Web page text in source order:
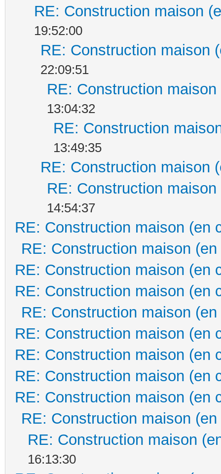
RE: Construction maison
19:52:00
RE: Construction maison
22:09:51
RE: Construction
13:04:32
RE: Construction
13:49:35
RE: Construction maison
RE: Construction
14:54:37
RE: Construction maison (en
RE: Construction maison
RE: Construction maison (en
RE: Construction maison (en
RE: Construction maison
RE: Construction maison (en
RE: Construction maison (en
RE: Construction maison (en
RE: Construction maison (en
RE: Construction maison
RE: Construction maison
16:13:30